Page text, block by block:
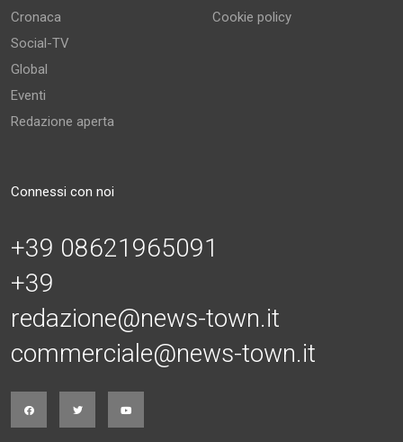
Cronaca
Social-TV
Global
Eventi
Redazione aperta
Cookie policy
Connessi con noi
+39 08621965091
+39
redazione@news-town.it
commerciale@news-town.it